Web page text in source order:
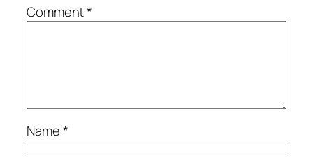
Comment*
Name*